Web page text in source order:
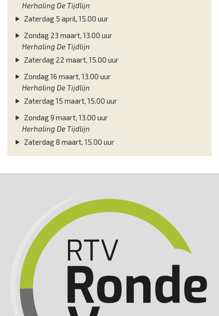
Herhaling De Tijdlijn
Zaterdag 5 april, 15.00 uur
Zondag 23 maart, 13.00 uur
Herhaling De Tijdlijn
Zaterdag 22 maart, 15.00 uur
Zondag 16 maart, 13.00 uur
Herhaling De Tijdlijn
Zaterdag 15 maart, 15.00 uur
Zondag 9 maart, 13.00 uur
Herhaling De Tijdlijn
Zaterdag 8 maart, 15.00 uur